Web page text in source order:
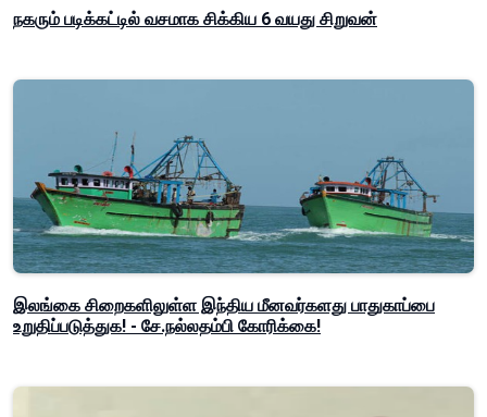
நகரும் படிக்கட்டில் வசமாக சிக்கிய 6 வயது சிறுவன்
இலங்கை சிறைகளிலுள்ள இந்திய மீனவர்களது பாதுகாப்பை
உறுதிப்படுத்துக! - சே.நல்லதம்பி கோரிக்கை!